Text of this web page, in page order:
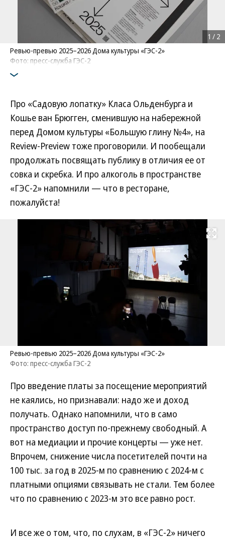
Ревью-превью 2025–2026 Дома культуры «ГЭС-2»
Фото: пресс-служба ГЭС-2
1 / 2
Про «Садовую лопатку» Класа Ольденбурга и
Кошье ван Брюгген, сменившую на набережной
перед Домом культуры «Большую глину №4», на
Review-Preview тоже проговорили. И пообещали
продолжать посвящать публику в отличия ее от
совка и скребка. И про алкоголь в пространстве
«ГЭС-2» напомнили — что в ресторане,
пожалуйста!
Развернуть
Ревью-превью 2025–2026 Дома культуры «ГЭС-2»
Фото: пресс-служба ГЭС-2
Про введение платы за посещение мероприятий
не каялись, но признавали: надо же и доход
получать. Однако напомнили, что в само
пространство доступ по-прежнему свободный. А
вот на медиации и прочие концерты — уже нет.
Впрочем, снижение числа посетителей почти на
100 тыс. за год в 2025-м по сравнению с 2024-м с
платными опциями связывать не стали. Тем более
что по сравнению с 2023-м это все равно рост.
И все же о том, что, по слухам, в «ГЭС-2» ничего